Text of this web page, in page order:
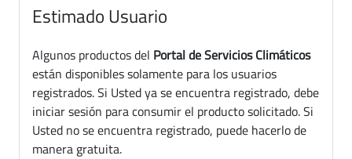
Estimado Usuario
Algunos productos del Portal de Servicios Climáticos
están disponibles solamente para los usuarios
registrados. Si Usted ya se encuentra registrado, debe
iniciar sesión para consumir el producto solicitado. Si
Usted no se encuentra registrado, puede hacerlo de
manera gratuita.